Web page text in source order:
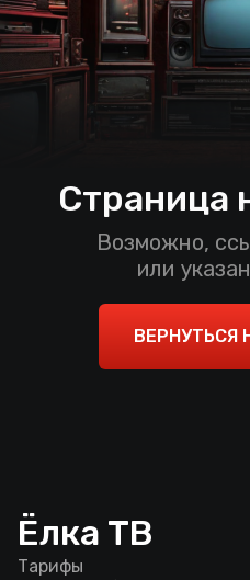
Страница
Возможно,
или
ВЕРНУТЬСЯ
Ёлка ТВ
Тарифы